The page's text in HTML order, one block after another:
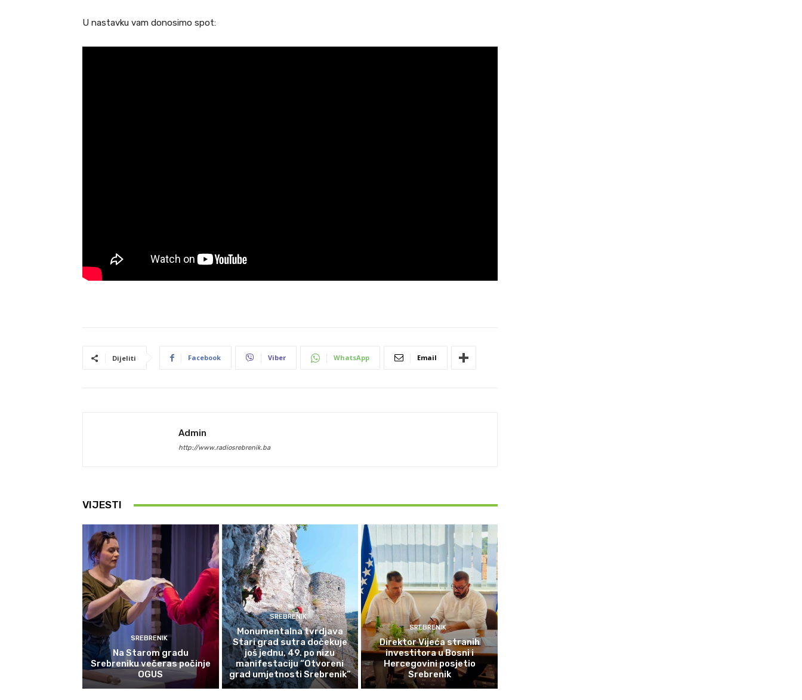
U nastavku vam donosimo spot:
Dijeliti Facebook Viber WhatsApp Email
Admin
http://www.radiosrebrenik.ba
VIJESTI
SREBRENIK
Na Starom gradu
Srebreniku večeras počinje
OGUS
SREBRENIK
Monumentalna tvrdjava
Stari grad sutra dočekuje
još jednu, 49. po nizu
manifestaciju “Otvoreni
grad umjetnosti Srebrenik”
SREBRENIK
Direktor Vijeća stranih
investitora u Bosni i
Hercegovini posjetio
Srebrenik